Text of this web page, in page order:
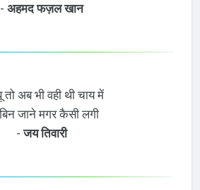
- अहमद फज़ल खान
अब भी वही थी चाय में
जाने मगर कैसी लगी
-जय तिवारी